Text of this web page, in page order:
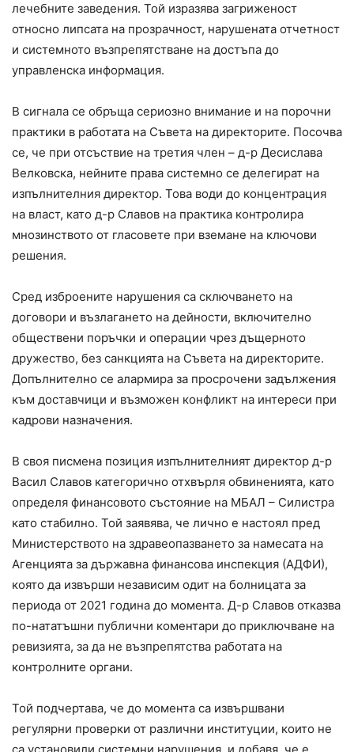
лечебните заведения. Той изразява загриженост
относно липсата на прозрачност, нарушената отчетност
и системното възпрепятстване на достъпа до
управленска информация.
В сигнала се обръща сериозно внимание и на порочни
практики в работата на Съвета на директорите. Посочва
се, че при отсъствие на третия член – д-р Десислава
Велковска, нейните права системно се делегират на
изпълнителния директор. Това води до концентрация
на власт, като д-р Славов на практика контролира
мнозинството от гласовете при вземане на ключови
решения.
Сред изброените нарушения са сключването на
договори и възлагането на дейности, включително
обществени поръчки и операции чрез дъщерното
дружество, без санкцията на Съвета на директорите.
Допълнително се алармира за просрочени задължения
към доставчици и възможен конфликт на интереси при
кадрови назначения.
В своя писмена позиция изпълнителният директор д-р
Васил Славов категорично отхвърля обвиненията, като
определя финансовото състояние на МБАЛ – Силистра
като стабилно. Той заявява, че лично е настоял пред
Министерството на здравеопазването за намесата на
Агенцията за държавна финансова инспекция (АДФИ),
която да извърши независим одит на болницата за
периода от 2021 година до момента. Д-р Славов отказва
по-нататъшни публични коментари до приключване на
ревизията, за да не възпрепятства работата на
контролните органи.
Той подчертава, че до момента са извършвани
регулярни проверки от различни институции, които не